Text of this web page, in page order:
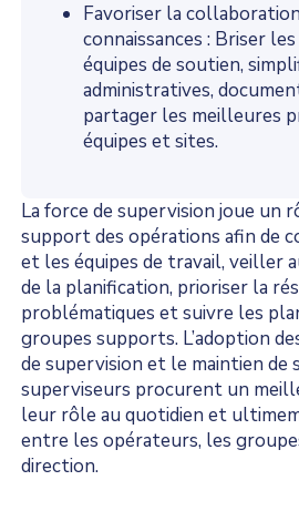
Favoriser la
connaissances : Briser
équipes de soutien,
administratives,
partager les meilleures
équipes et sites.
La force de supervision joue un
support des opérations afin de
et les équipes de travail, veiller
de la planification, prioriser la
problématiques et suivre les
groupes supports. L’adoption
de supervision et le maintien de
superviseurs procurent un
leur rôle au quotidien et
entre les opérateurs, les
direction.